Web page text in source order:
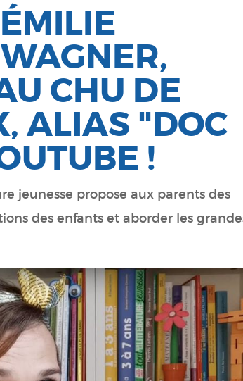
CHU DE
ALIAS "DOC
!
jeunesse propose aux parents des
des enfants et aborder les